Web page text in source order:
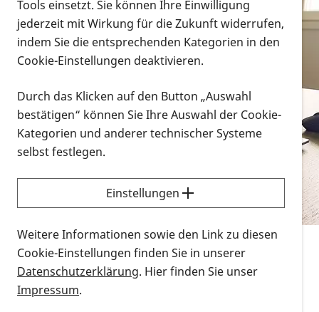
Infomaterial
Infomaterial
Vorlesen
Alle Infomaterialien in verschiedenen
Formaten an einem Ort
Sie möchten wissen, wie Sie nach Infonmaterial
suchen und dieses bestellen bzw. herunterladen
können? Schauen Sie sich dieErklärvideos zum
Thema Infomaterial auf der PRO RETINA-Website
für blinde und sehbehinderte Menschen an.
Auf dieser Seite finden Sie sämtliches Infomaterial
Tools einsetzt. Sie können Ihre Einwilligung
jederzeit mit Wirkung für die Zukunft widerrufen,
indem Sie die entsprechenden Kategorien in den
Cookie-Einstellungen deaktivieren.
Durch das Klicken auf den Button „Auswahl
bestätigen“ können Sie Ihre Auswahl der Cookie-
Kategorien und anderer technischer Systeme
selbst festlegen.
Einstellungen
Weitere Informationen sowie den Link zu diesen
Cookie-Einstellungen finden Sie in unserer
Datenschutzerklärung. Hier finden Sie unser
Impressum.